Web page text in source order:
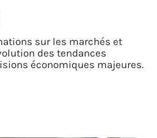
sur les marchés et
des tendances
économiques majeures.